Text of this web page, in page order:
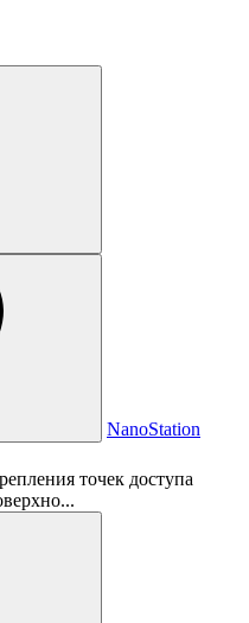
NanoStation
точек доступа